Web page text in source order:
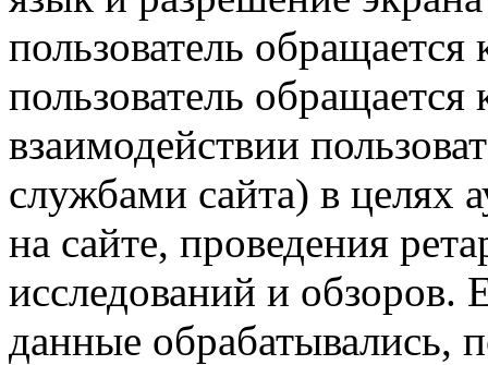
пользователь обращается
пользователь обращается
взаимодействии
службами сайта) в целях
на сайте, проведения
исследований и обзоров.
данные обрабатывались,